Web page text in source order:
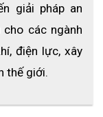
giải pháp an
các ngành
điện lực, xây
thế giới.